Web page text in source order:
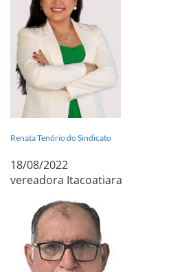
Renata Tenório do Sindicato
18/08/2022
vereadora Itacoatiara